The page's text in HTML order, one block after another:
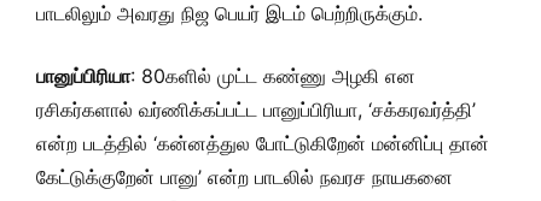
பாடலிலும் அவரது நிஜ பெயர் இடம் பெற்றிருக்கும்.
பானுப்பிரியா: 80களில் முட்ட கண்ணு அழகி என
ரசிகர்களால் வர்ணிக்கப்பட்ட பானுப்பிரியா, ‘சக்கரவர்த்தி’
என்ற படத்தில் ‘கன்னத்துல போட்டுகிறேன் மன்னிப்பு தான்
கேட்டுக்குறேன் பானு’ என்ற பாடலில் நவரச நாயகனை